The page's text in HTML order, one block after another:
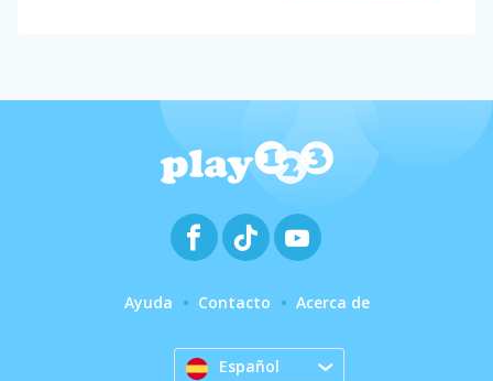
Ayuda Contacto Acerca de
Español